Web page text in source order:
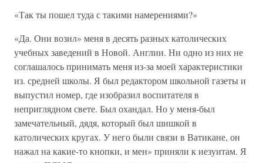
«Так ты пошел туда с такими намерениями?»
«Да. Они возил» меня в десять разных католических
учебных заведений в Новой. Англии. Ни одно из них не
соглашалось принимать меня из-за моей характеристики
из. средней школы. Я был редактором школьной газеты и
выпустил номер, где изобразил воспитателя в
неприглядном свете. Был охандал. Но у меня-был
замечательный, дядя, который был шишкой в
католических кругах. У него были связи в Ватикане, он
нажал на какие-то кнопки, и мен» приняли к иезуитам. Я